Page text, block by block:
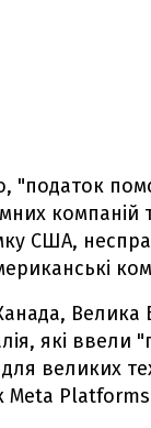
"податок
компаній
США,
Велика
які ввели
великих
Meta